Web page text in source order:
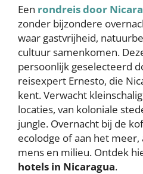
Een rondreis door
zonder bijzondere
waar gastvrijheid,
cultuur samenkomen.
persoonlijk geselecteerd
reisexpert Ernesto, die
kent. Verwacht
locaties, van koloniale
jungle. Overnacht bij de
ecolodge of aan het
mens en milieu. Ontdek
hotels in Nicaragua.